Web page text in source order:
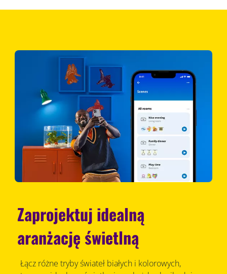
Zaprojektuj idealną
aranżację świetlną
Łącz różne tryby świateł białych i kolorowych,